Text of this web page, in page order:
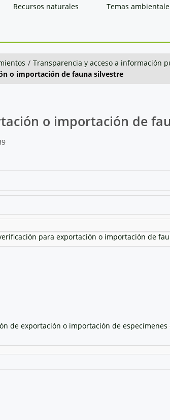
Recursos naturales Temas
/ Transparencia y acceso a información
o importación de fauna silvestre
o importación de
para exportación o importación de
de exportación o importación de